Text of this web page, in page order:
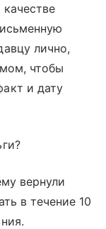
лично,
чтобы
и дату
вернули
в течение 10